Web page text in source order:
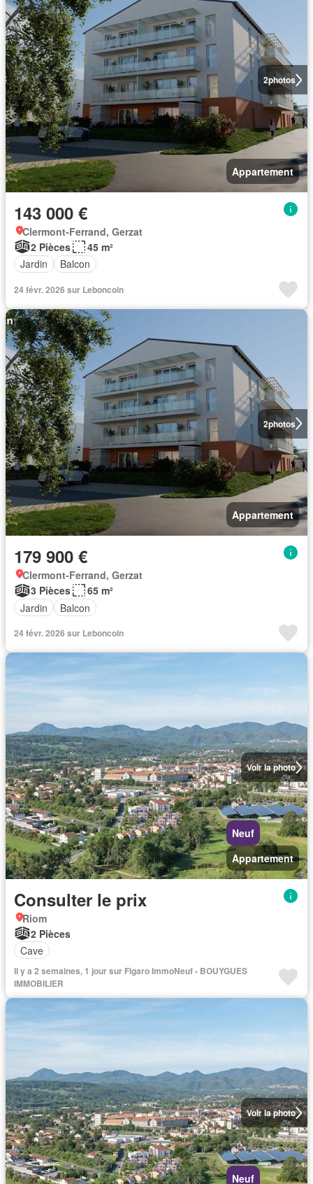
2photos
Appartement
143 000 €
Clermont-Ferrand, Gerzat
2 Pièces
45 m²
Jardin
Balcon
24 févr. 2026 sur Leboncoin
2photos
Appartement
179 900 €
Clermont-Ferrand, Gerzat
3 Pièces
65 m²
Jardin
Balcon
24 févr. 2026 sur Leboncoin
Voir la photo
Neuf
Appartement
Consulter le prix
Riom
2 Pièces
Cave
Il y a 2 semaines, 1 jour sur Figaro ImmoNeuf - BOUYGUES
IMMOBILIER
Voir la photo
Neuf